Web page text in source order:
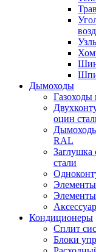
Дымоходы
Газоходы
оцин
RAL
Заглушка
стали
Кондиционеры
Сплит
Блоки